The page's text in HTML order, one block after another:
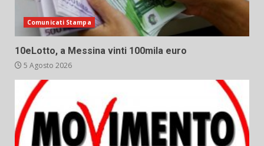
Comunicati Stampa
10eLotto, a Messina vinti 100mila euro
5 Agosto 2026